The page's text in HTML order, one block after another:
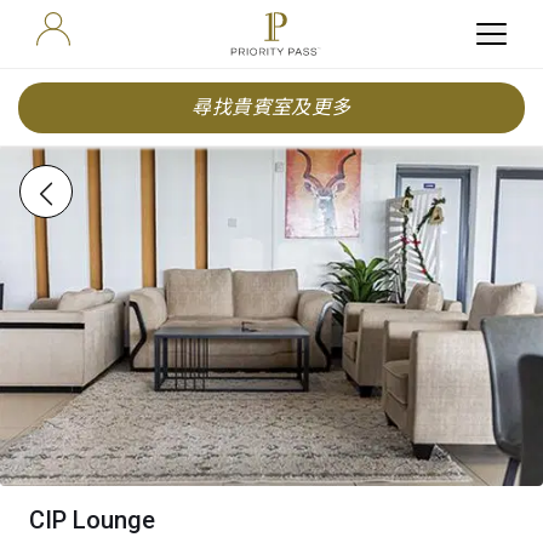
尋找貴賓室及更多
CIP Lounge